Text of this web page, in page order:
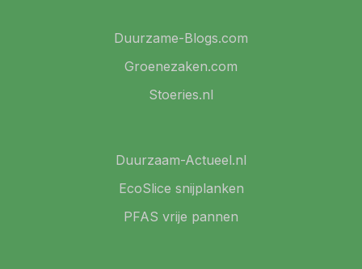
Duurzame-Blogs.com
Groenezaken.com
Stoeries.nl
Duurzaam-Actueel.nl
EcoSlice snijplanken
PFAS vrije pannen